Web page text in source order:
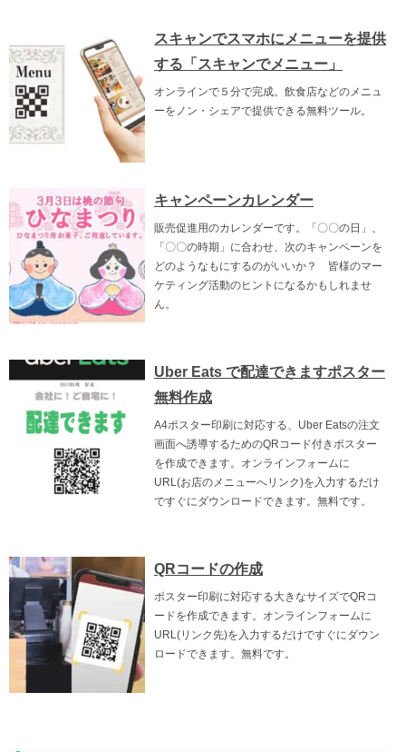
スキャンでスマホにメニューを提供
する「スキャンでメニュー」
オンラインで５分で完成。飲食店などのメニュ
ーをノン・シェアで提供できる無料ツール。
キャンペーンカレンダー
販売促進用のカレンダーです。「〇〇の日」、
「〇〇の時期」に合わせ、次のキャンペーンを
どのようなもにするのがいいか？ 皆様のマー
ケティング活動のヒントになるかもしれませ
ん。
Uber Eats で配達できますポスター
無料作成
A4ポスター印刷に対応する、Uber Eatsの注文
画面へ誘導するためのQRコード付きポスター
を作成できます。オンラインフォームに
URL(お店のメニューへリンク)を入力するだけ
ですぐにダウンロードできます。無料です。
QRコードの作成
ポスター印刷に対応する大きなサイズでQRコ
ードを作成できます。オンラインフォームに
URL(リンク先)を入力するだけですぐにダウン
ロードできます。無料です。